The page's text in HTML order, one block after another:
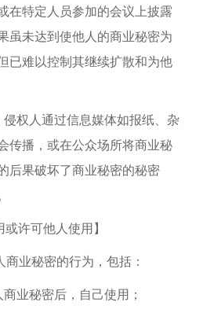
在特定人员参加的会议上披露
虽未达到使他人的商业秘密为
已难以控制其继续扩散和为他
权人通过信息媒体如报纸、杂
传播，或在公众场所将商业秘
后果破坏了商业秘密的秘密
许可他人使用】
业秘密的行为，包括：
秘密后，自己使用；